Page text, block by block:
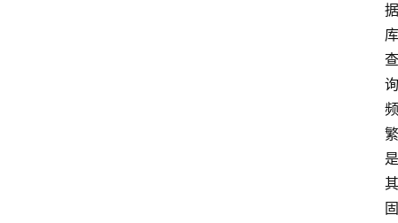
据
库
查
询
频
繁
是
其
固